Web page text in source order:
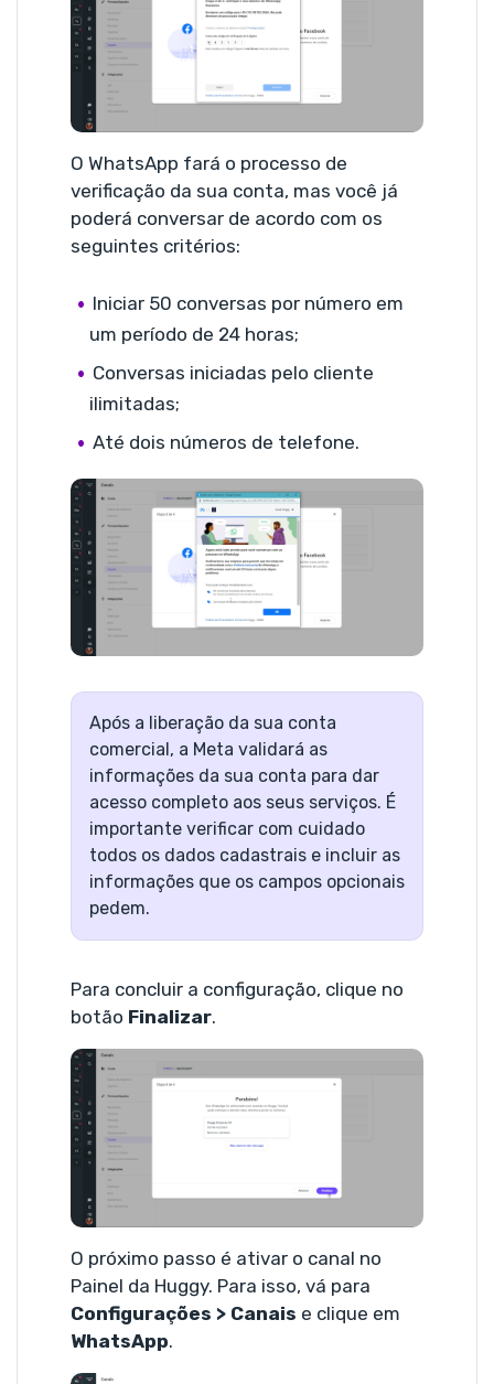
O WhatsApp fará o processo de
verificação da sua conta, mas você já
poderá conversar de acordo com os
seguintes critérios:
Iniciar 50 conversas por número em
um período de 24 horas;
Conversas iniciadas pelo cliente
ilimitadas;
Até dois números de telefone.
Após a liberação da sua conta
comercial, a Meta validará as
informações da sua conta para dar
acesso completo aos seus serviços. É
importante verificar com cuidado
todos os dados cadastrais e incluir as
informações que os campos opcionais
pedem.
Para concluir a configuração, clique no
botão Finalizar.
O próximo passo é ativar o canal no
Painel da Huggy. Para isso, vá para
Configurações > Canais e clique em
WhatsApp.